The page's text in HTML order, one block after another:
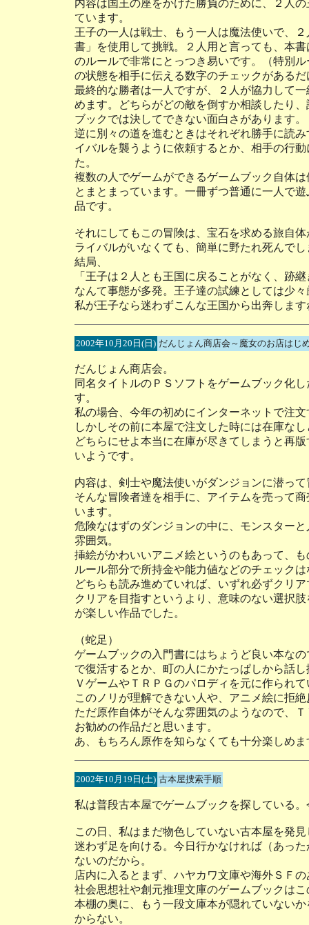
内容は国王の座をかけた勝負のために、２人
ています。
王子の一人は戦士、もう一人は魔法使いで、
書」を使用して挑戦。２人用と言っても、本
のルールで非常にとっつき易いです。（特別
の状態を相手に伝える数字のチェックがあるだ
最終的な勝者は一人ですが、２人が協力して
めます。どちらがどの敵を倒すか相談したり
ブックでは決してできない面白さがあります。
逆に別々の道を進むときはそれぞれ勝手に読
イバルを襲うように依頼するとか、相手の行
た。
複数の人でゲームができるゲームブック自体
とまとまっています。一冊ずつ普通に一人で
品です。
それにしてもこの冒険は、宝石を求める旅自
ライバルがいなくても、簡単に野たれ死んで
結局、
「王子は２人とも王国に戻ることがなく、跡
なんて事態が多発。王子達の試練としては少
私が王子なら迷わずこんな王国から出奔します
2002年10月20日(日) だんじょん商店会～魔女のお店はじ
だんじょん商店会。
同名タイトルのＰＳソフトをゲームブック化
す。
私の場合、今年の初めにインターネットで注
しかしその前に本屋で注文した時には在庫な
どちらにせよ本当に在庫が尽きてしまうと再
いようです。
内容は、剣士や魔法使いがダンジョンに潜っ
そんな冒険者達を相手に、アイテムを売って
います。
危険なはずのダンジョンの中に、モンスター
雰囲気。
挿絵がかわいいアニメ絵というのもあって、
ルール部分で所持金や能力値などのチェック
どちらも読み進めていれば、いずれ必ずクリ
クリアを目指すというより、意味のない選択
が楽しい作品でした。
（蛇足）
ゲームブックの入門書にはちょうど良い本な
で復活するとか、町の人にかたっぱしから話
ＶゲームやＴＲＰＧのパロディを元に作られ
このノリが理解できない人や、アニメ絵に拒
ただ原作自体がそんな雰囲気のようなので、
お勧めの作品だと思います。
あ、もちろん原作を知らなくても十分楽しめま
2002年10月19日(土) 古本屋捜索手順
私は普段古本屋でゲームブックを探している
この日、私はまだ物色していない古本屋を発見
迷わず足を向ける。今日行かなければ（あっ
ないのだから。
店内に入るとまず、ハヤカワ文庫や海外ＳＦ
社会思想社や創元推理文庫のゲームブックは
本棚の奥に、もう一段文庫本が隠れていない
からない。